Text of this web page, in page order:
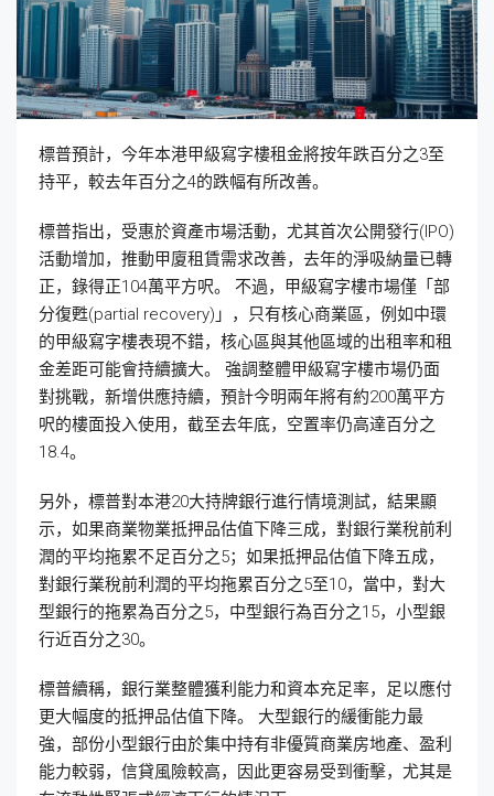
標普預計，今年本港甲級寫字樓租金將按年跌百分之3至
持平，較去年百分之4的跌幅有所改善。
標普指出，受惠於資產市場活動，尤其首次公開發行(IPO)
活動增加，推動甲廈租賃需求改善，去年的淨吸納量已轉
正，錄得正104萬平方呎。 不過，甲級寫字樓市場僅「部
分復甦(partial recovery)」，只有核心商業區，例如中環
的甲級寫字樓表現不錯，核心區與其他區域的出租率和租
金差距可能會持續擴大。 強調整體甲級寫字樓市場仍面
對挑戰，新增供應持續，預計今明兩年將有約200萬平方
呎的樓面投入使用，截至去年底，空置率仍高達百分之
18.4。
另外，標普對本港20大持牌銀行進行情境測試，結果顯
示，如果商業物業抵押品估值下降三成，對銀行業稅前利
潤的平均拖累不足百分之5；如果抵押品估值下降五成，
對銀行業稅前利潤的平均拖累百分之5至10，當中，對大
型銀行的拖累為百分之5，中型銀行為百分之15，小型銀
行近百分之30。
標普續稱，銀行業整體獲利能力和資本充足率，足以應付
更大幅度的抵押品估值下降。 大型銀行的緩衝能力最
強，部份小型銀行由於集中持有非優質商業房地產、盈利
能力較弱，信貸風險較高，因此更容易受到衝擊，尤其是